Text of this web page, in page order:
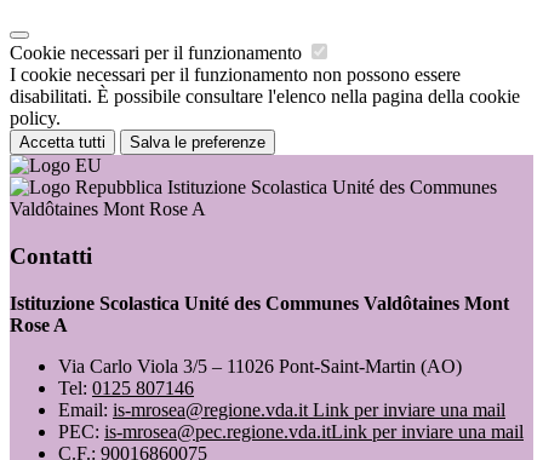
Cookie necessari per il funzionamento
I cookie necessari per il funzionamento non possono essere
disabilitati. È possibile consultare l'elenco nella pagina della cookie
policy.
Accetta tutti Salva le preferenze
Istituzione Scolastica Unité des Communes
Valdôtaines Mont Rose A
Contatti
Istituzione Scolastica Unité des Communes Valdôtaines Mont
Rose A
Via Carlo Viola 3/5 – 11026 Pont-Saint-Martin (AO)
Tel: 0125 807146
Email: is-mrosea@regione.vda.it Link per inviare una mail
PEC: is-mrosea@pec.regione.vda.itLink per inviare una mail
C.F.: 90016860075